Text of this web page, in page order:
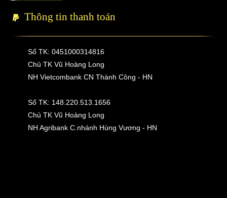
Thông tin thanh toán
Số TK: 0451000314816
Chủ TK Vũ Hoàng Long
NH Vietcombank CN Thành Công - HN
Số TK: 148.220.513.1656
Chủ TK Vũ Hoàng Long
NH Agribank C.nhánh Hùng Vương - HN